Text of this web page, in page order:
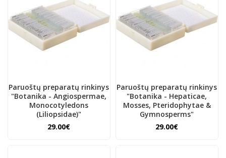
Paruoštų preparatų rinkinys
"Botanika - Angiospermae,
Monocotyledons
(Liliopsidae)"
29.00€
Paruoštų preparatų rinkinys
"Botanika - Hepaticae,
Mosses, Pteridophytae &
Gymnosperms"
29.00€